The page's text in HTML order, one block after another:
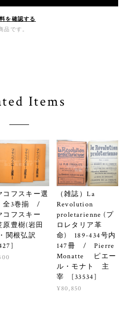
を確認する
です。
Items
コフスキー選
3巻揃 /
コフスキー
原豊樹(岩田
関根弘訳
（雑誌）La
Revolution
proletarienne (プ
ロレタリア革
命) 189-434号内
147冊 / Pierre
Monatte ピエー
ル・モナト 主
宰 [33534]
¥80,850